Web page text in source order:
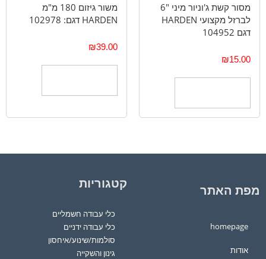
מסור קשת ג'וניור מיני "6
לברזל מקצועי HARDEN
דגם 104952
₪15.00
משור גיזום 180 מ"מ
HARDEN דגם: 102978
₪39.00
מפת האתר
homepage
אודות
קטגוריות
כלי עבודה חשמליים
כלי עבודה ידניים
סולמות/שינוע/איחסון
גינון והשקייה